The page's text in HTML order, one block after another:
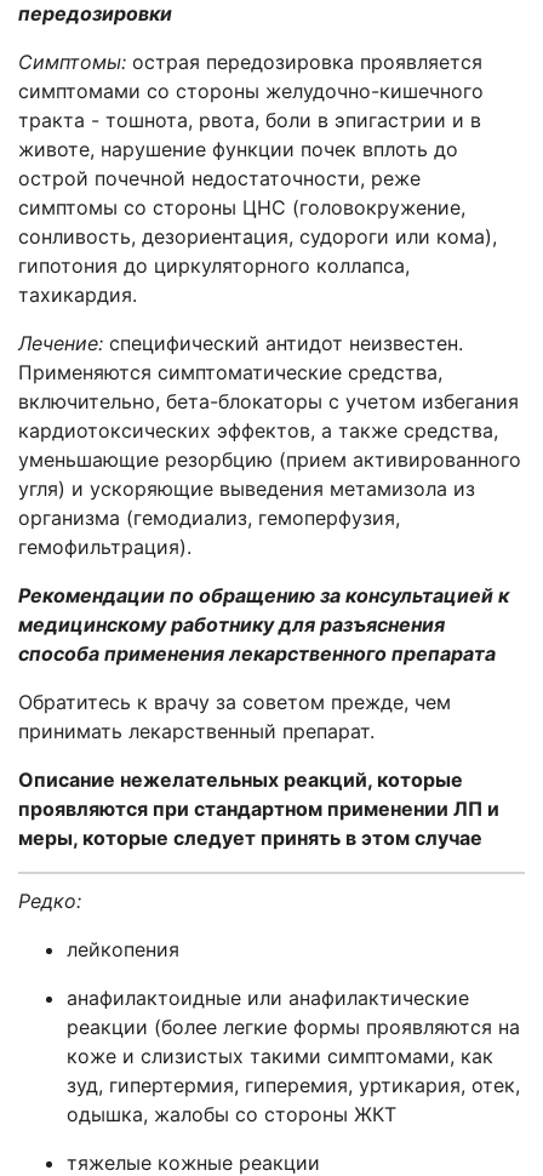
передозировки
Симптомы: острая передозировка проявляется
симптомами со стороны желудочно-кишечного
тракта - тошнота, рвота, боли в эпигастрии и в
животе, нарушение функции почек вплоть до
острой почечной недостаточности, реже
симптомы со стороны ЦНС (головокружение,
сонливость, дезориентация, судороги или кома),
гипотония до циркуляторного коллапса,
тахикардия.
Лечение: специфический антидот неизвестен.
Применяются симптоматические средства,
включительно, бета-блокаторы с учетом избегания
кардиотоксических эффектов, а также средства,
уменьшающие резорбцию (прием активированного
угля) и ускоряющие выведения метамизола из
организма (гемодиализ, гемоперфузия,
гемофильтрация).
Рекомендации по обращению за консультацией к
медицинскому работнику для разъяснения
способа применения лекарственного препарата
Обратитесь к врачу за советом прежде, чем
принимать лекарственный препарат.
Описание нежелательных реакций, которые
проявляются при стандартном применении ЛП и
меры, которые следует принять в этом случае
Редко:
лейкопения
анафилактоидные или анафилактические
реакции (более легкие формы проявляются на
коже и слизистых такими симптомами, как
зуд, гипертермия, гиперемия, уртикария, отек,
одышка, жалобы со стороны ЖКТ
тяжелые кожные реакции